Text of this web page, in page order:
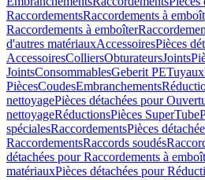
RaccordementsRaccordements à
Raccordements à emboîter
d'autres matériauxAccessoiresPièces
AccessoiresColliersObturateursJoints
JointsConsommablesGeberit PETuyaux
PiècesCoudesEmbranchements
nettoyagePièces détachées pour
nettoyageRéductionsPièces SuperTube
spécialesRaccordementsPièces
RaccordementsRaccords soudés
détachées pour Raccordements à
matériauxPièces détachées pour